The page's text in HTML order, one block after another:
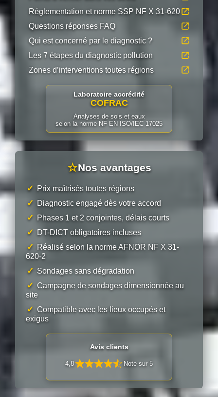
Réglementation et norme SSP NF X 31-620
Questions réponses FAQ
Qui est concerné par le diagnostic ?
Les 7 étapes du diagnostic pollution
Zones d’interventions toutes régions
Laboratoire accrédité
COFRAC
Analyses de sols et eaux
selon la norme NF EN ISO/IEC 17025
☆Nos avantages
✓ Prix maîtrisés toutes régions
✓ Diagnostic engagé dès votre accord
✓ Phases 1 et 2 conjointes, délais courts
✓ DT-DICT obligatoires incluses
✓
Réalisé selon la norme AFNOR NF X 31-
620-2
✓ Sondages sans dégradation
✓ Campagne de sondages dimensionnée au
site
✓ Compatible avec les lieux occupés et
exigus
Avis clients
4,8 Note sur 5